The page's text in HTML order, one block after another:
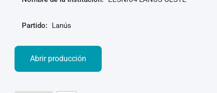
Partido: Lanús
Abrir producción